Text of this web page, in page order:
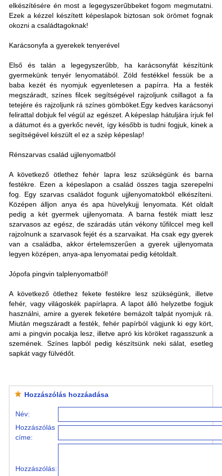
elkészítésére én most a legegyszerűbbeket fogom megmutatni.
Ezek a kézzel készített képeslapok biztosan sok örömet fognak
okozni a családtagoknak!
Karácsonyfa a gyerekek tenyerével
Első és talán a legegyszerűbb, ha karácsonyfát készítünk
gyermekünk tenyér lenyomatából. Zöld festékkel fessük be a
baba kezét és nyomjuk egyenletesen a papírra. Ha a festék
megszáradt, színes filcek segítségével rajzoljunk csillagot a fa
tetejére és rajzoljunk rá színes gömböket.Egy kedves karácsonyi
felirattal dobjuk fel végül az egészet. A képeslap hátuljára írjuk fel
a dátumot és a gyerkőc nevét, így később is tudni fogjuk, kinek a
segítségével készült el ez a szép képeslap!
Rénszarvas család ujjlenyomatból
A következő ötlethez fehér lapra lesz szükségünk és barna
festékre. Ezen a képeslapon a család összes tagja szerepelni
fog. Egy szarvas családot fogunk ujjlenyomatokból elkészíteni.
Középen álljon anya és apa hüvelykujj lenyomata. Két oldalt
pedig a két gyermek ujjlenyomata. A barna festék miatt lesz
szarvasos az egész, de száradás után vékony tűfilccel meg kell
rajzolnunk a szarvasok fejét és a szarvaikat. Ha csak egy gyerek
van a családba, akkor értelemszerűen a gyerek ujjlenyomata
legyen középen, anya-apa lenyomatai pedig kétoldalt.
Jópofa pingvin talplenyomatból!
A következő ötlethez fekete festékre lesz szükségünk, illetve
fehér, vagy világoskék papírlapra. A lapot álló helyzetbe fogjuk
használni, amire a gyerek feketére bemázolt talpát nyomjuk rá.
Miután megszáradt a festék, fehér papírból vágjunk ki egy kört,
ami a pingvin pocakja lesz, illetve apró kis köröket ragasszunk a
szemének. Színes lapból pedig készítsünk neki sálat, esetleg
sapkát vagy fülvédőt.
Hozzászólás hozzáadása
Név:
Hozzászólás
címe:
Hozzászólás: